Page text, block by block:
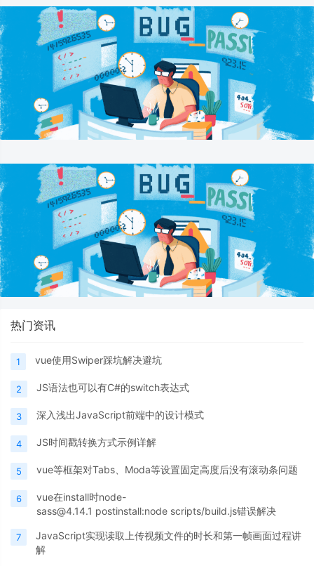
热门资讯
1 vue使用Swiper踩坑解决避坑
2 JS语法也可以有C#的switch表达式
3 深入浅出JavaScript前端中的设计模式
4 JS时间戳转换方式示例详解
5 vue等框架对Tabs、Moda等设置固定高度后没有滚动条问题
6
vue在install时node-
sass@4.14.1 postinstall:node scripts/build.js错误解决
7
JavaScript实现读取上传视频文件的时长和第一帧画面过程讲
解